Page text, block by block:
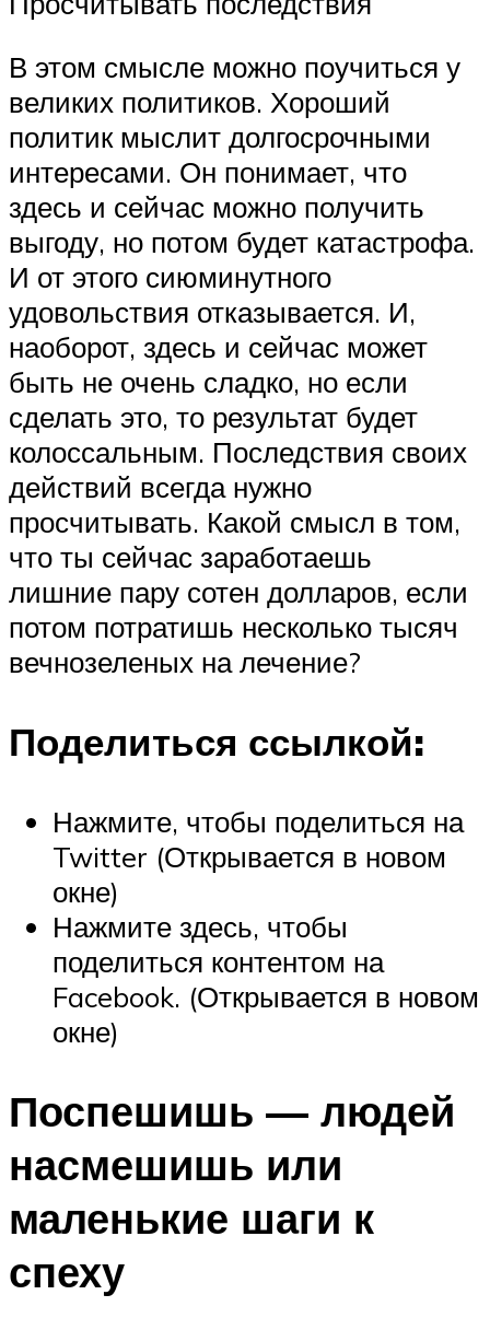
В этом смысле можно поучиться у
великих политиков. Хороший
политик мыслит долгосрочными
интересами. Он понимает, что
здесь и сейчас можно получить
выгоду, но потом будет катастрофа.
И от этого сиюминутного
удовольствия отказывается. И,
наоборот, здесь и сейчас может
быть не очень сладко, но если
сделать это, то результат будет
колоссальным. Последствия своих
действий всегда нужно
просчитывать. Какой смысл в том,
что ты сейчас заработаешь
лишние пару сотен долларов, если
потом потратишь несколько тысяч
вечнозеленых на лечение?
Поделиться ссылкой:
Нажмите, чтобы поделиться на
Twitter (Открывается в новом
окне)
Нажмите здесь, чтобы
поделиться контентом на
Facebook. (Открывается в новом
окне)
Поспешишь — людей
насмешишь или
маленькие шаги к
спеху